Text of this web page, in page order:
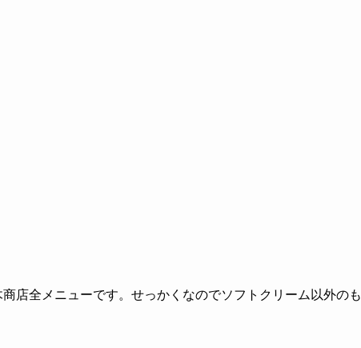
店全メニューです。せっかくなのでソフトクリーム以外のも